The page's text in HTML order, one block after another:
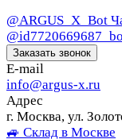
@ARGUS_X_Bot
Заказать звонок
E-mail
info@argus-x.ru
Адрес
г. Москва, ул.
🚙 Склад в Москве